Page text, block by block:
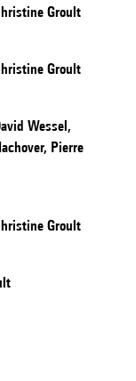
Groult
Groult
Wessel,
Pierre
Groult